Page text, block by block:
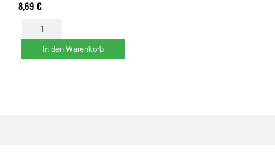
In den Warenkorb
8,69 €